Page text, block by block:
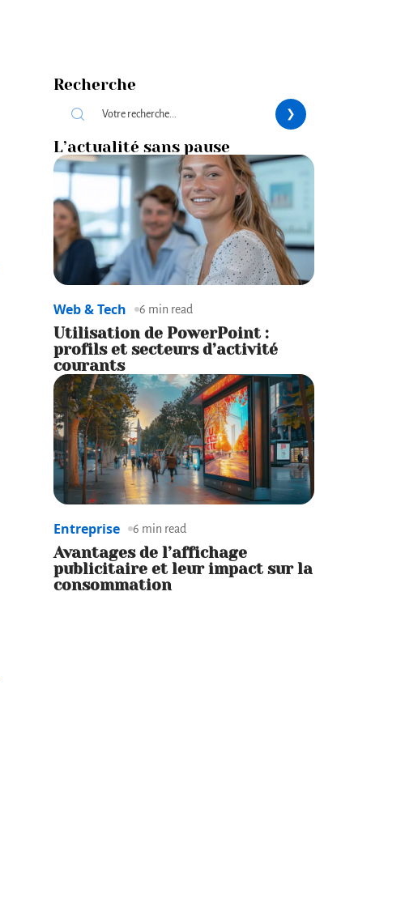
Recherche
L’actualité sans pause
Web & Tech 6 min read
Utilisation de PowerPoint :
profils et secteurs d’activité
courants
Entreprise 6 min read
Avantages de l’affichage
publicitaire et leur impact sur la
consommation